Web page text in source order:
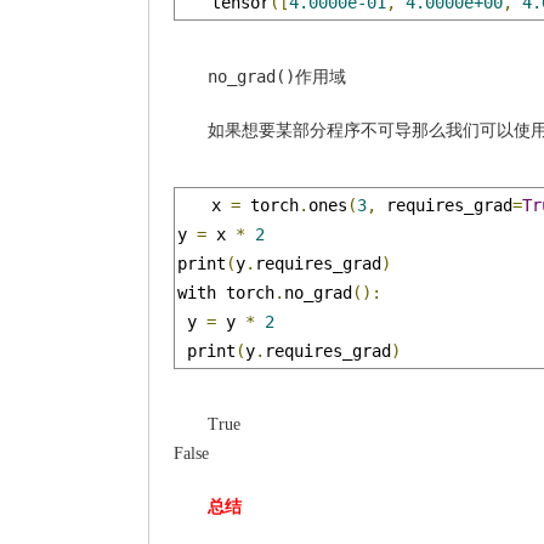
no_grad()作用域
如果想要某部分程序不可导那么我们可以使
x = torch. ones (3, requires_grad=
y = x * 2
print (y. requires_grad )
with torch. no_grad ():
y = y * 2
print (y. requires_grad )
True
False
总结